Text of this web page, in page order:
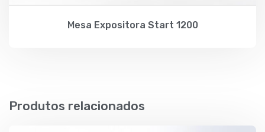
Mesa Expositora Start 1200
Produtos relacionados